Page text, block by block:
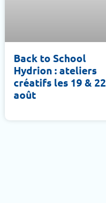
Back to School
Hydrion : ateliers
créatifs les 19 & 22
août